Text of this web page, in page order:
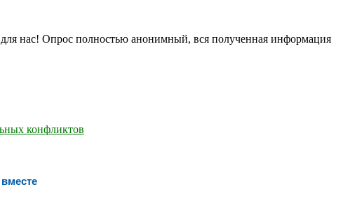
нас! Опрос полностью анонимный, вся полученная информация